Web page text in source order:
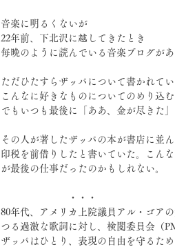
音楽に明るくないが
22年前、下北沢に越してきたとき
毎晩のように読んでいる音楽ブログが
ただひたすらザッパについて書かれてい
こんなに好きなものについてのめり込
でもいつも最後に「ああ、金が尽きた
その人が著したザッパの本が書店に並
印税を前借りしたと書いていた。こん
が最後の仕事だったのかもしれない。
・・・
80年代、アメリカ上院議員アル・ゴア
つる過激な歌詞に対し、検閲委員会（
ザッパはひとり、表現の自由を守るた